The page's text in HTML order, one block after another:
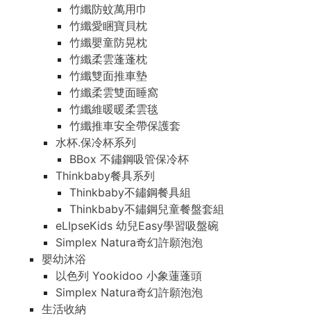
竹纖防蚊萬用巾
竹纖愛睏寶貝枕
竹纖嬰童防晃枕
竹纖柔雲蓬蓬枕
竹纖雙面推車墊
竹纖柔雲雙面睡窩
竹纖維暖暖柔雲毯
竹纖推車安全帶保護套
水杯.保冷杯系列
BBox 不鏽鋼吸管保冷杯
Thinkbaby餐具系列
Thinkbaby不鏽鋼餐具組
Thinkbaby不鏽鋼兒童餐盤套組
eLIpseKids 幼兒Easy學習吸盤碗
Simplex Natura奇幻許願泡泡
嬰幼沐浴
以色列 Yookidoo 小象蓮蓬頭
Simplex Natura奇幻許願泡泡
生活收納